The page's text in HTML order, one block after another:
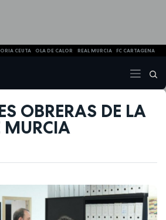
CEUTA OLA DE CALOR REAL MURCIA FC CARTAGENA
OBRERAS DE LA
MURCIA